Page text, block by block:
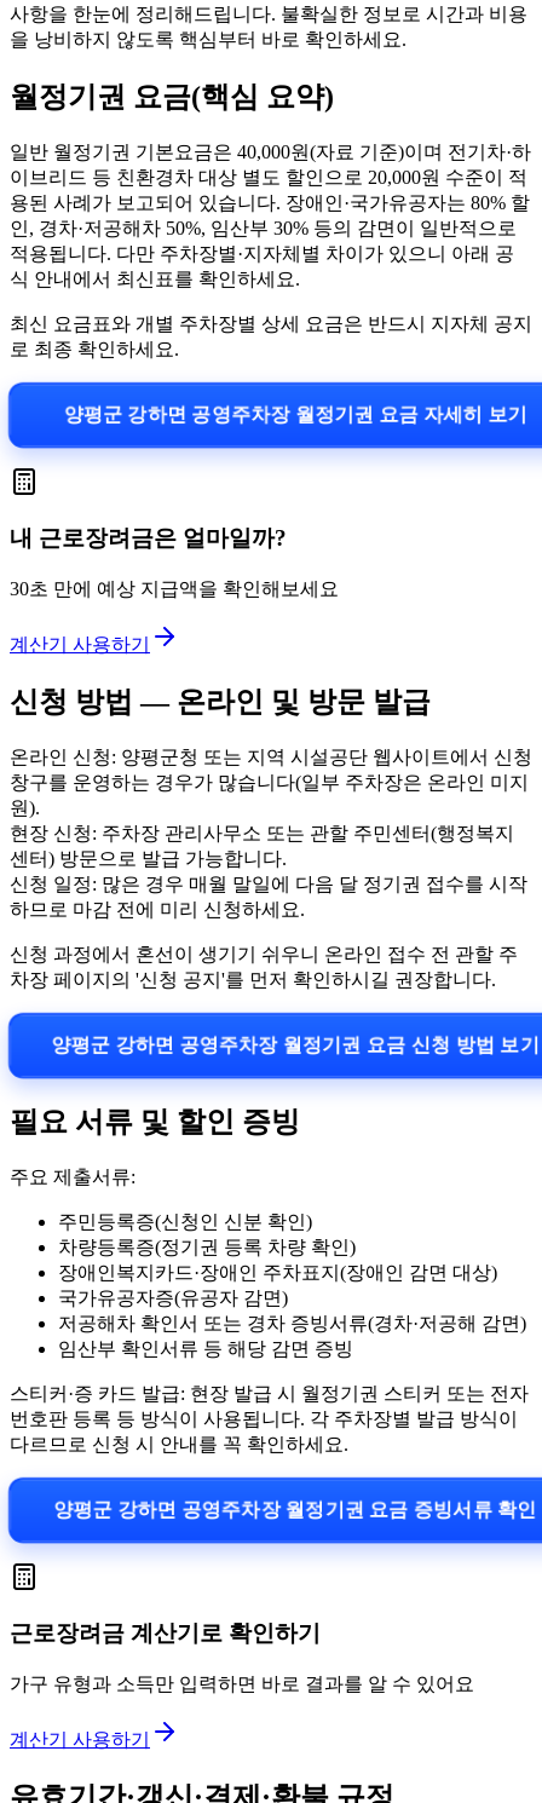
사항을 한눈에 정리해드립니다. 불확실한 정보로 시간과 비용
을 낭비하지 않도록 핵심부터 바로 확인하세요.
월정기권 요금(핵심 요약)
일반 월정기권 기본요금은 40,000원(자료 기준)이며 전기차·하
이브리드 등 친환경차 대상 별도 할인으로 20,000원 수준이 적
용된 사례가 보고되어 있습니다. 장애인·국가유공자는 80% 할
인, 경차·저공해차 50%, 임산부 30% 등의 감면이 일반적으로
적용됩니다. 다만 주차장별·지자체별 차이가 있으니 아래 공
식 안내에서 최신표를 확인하세요.
최신 요금표와 개별 주차장별 상세 요금은 반드시 지자체 공지
로 최종 확인하세요.
양평군 강하면 공영주차장 월정기권 요금 자세히 보기
내 근로장려금은 얼마일까?
30초 만에 예상 지급액을 확인해보세요
계산기 사용하기
신청 방법 — 온라인 및 방문 발급
온라인 신청: 양평군청 또는 지역 시설공단 웹사이트에서 신청
창구를 운영하는 경우가 많습니다(일부 주차장은 온라인 미지
원).
현장 신청: 주차장 관리사무소 또는 관할 주민센터(행정복지
센터) 방문으로 발급 가능합니다.
신청 일정: 많은 경우 매월 말일에 다음 달 정기권 접수를 시작
하므로 마감 전에 미리 신청하세요.
신청 과정에서 혼선이 생기기 쉬우니 온라인 접수 전 관할 주
차장 페이지의 '신청 공지'를 먼저 확인하시길 권장합니다.
양평군 강하면 공영주차장 월정기권 요금 신청 방법 보기
필요 서류 및 할인 증빙
주요 제출서류:
주민등록증(신청인 신분 확인)
차량등록증(정기권 등록 차량 확인)
장애인복지카드·장애인 주차표지(장애인 감면 대상)
국가유공자증(유공자 감면)
저공해차 확인서 또는 경차 증빙서류(경차·저공해 감면)
임산부 확인서류 등 해당 감면 증빙
스티커·증 카드 발급: 현장 발급 시 월정기권 스티커 또는 전자
번호판 등록 등 방식이 사용됩니다. 각 주차장별 발급 방식이
다르므로 신청 시 안내를 꼭 확인하세요.
양평군 강하면 공영주차장 월정기권 요금 증빙서류 확인
근로장려금 계산기로 확인하기
가구 유형과 소득만 입력하면 바로 결과를 알 수 있어요
계산기 사용하기